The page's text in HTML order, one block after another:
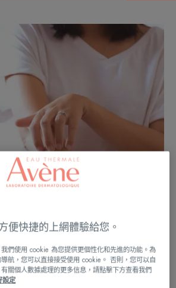
便快捷的上網體驗給您。
們使用 cookie 為您提供更個性化和先進的功能。為
航，您可以直接接受使用 cookie。 否則，您可以自
關個人數據處理的更多信息，請點擊下方查看我們
設定